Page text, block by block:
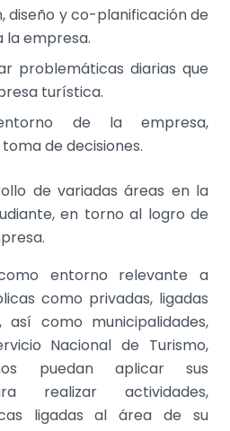
diseño y co-planificación de
la empresa.
problemáticas diarias que
turística.
de la empresa,
de decisiones.
de variadas áreas en la
en torno al logro de
entorno relevante a
como privadas, ligadas
como municipalidades,
Nacional de Turismo,
puedan aplicar sus
realizar actividades,
ligadas al área de su